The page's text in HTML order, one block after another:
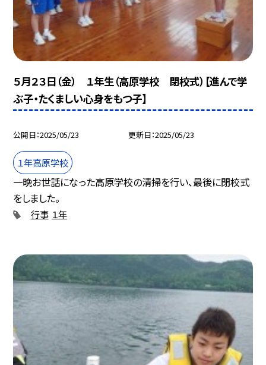
５月２３日（金） １年生（高原学校 閉校式）【進んで学
ぶ子・たくましい心身をもつ子】
公開日 2025/05/23 更新日 2025/05/23
１年高原学校
一晩お世話になった高原学校の清掃を行い、最後に閉校式
をしました。
行事 １年